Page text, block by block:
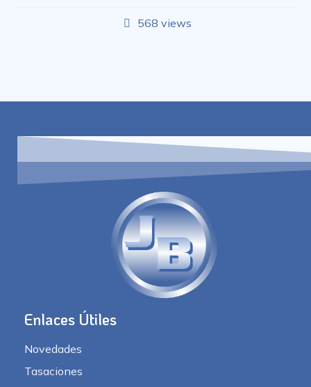
568 views
Enlaces Útiles
Novedades
Tasaciones